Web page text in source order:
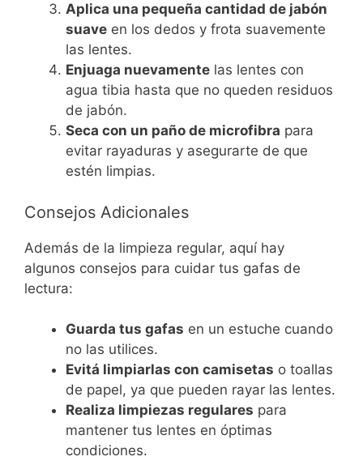
Aplica una pequeña cantidad de jabón
suave en los dedos y frota suavemente
las lentes.
Enjuaga nuevamente las lentes con
agua tibia hasta que no queden residuos
de jabón.
Seca con un paño de microfibra para
evitar rayaduras y asegurarte de que
estén limpias.
Consejos Adicionales
Además de la limpieza regular, aquí hay
algunos consejos para cuidar tus gafas de
lectura:
Guarda tus gafas en un estuche cuando
no las utilices.
Evitá limpiarlas con camisetas o toallas
de papel, ya que pueden rayar las lentes.
Realiza limpiezas regulares para
mantener tus lentes en óptimas
condiciones.